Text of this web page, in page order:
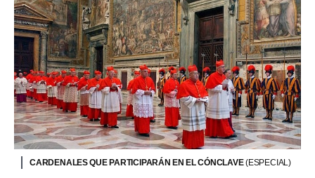
CARDENALES QUE PARTICIPARÁN EN EL CÓNCLAVE(ESPECIAL)